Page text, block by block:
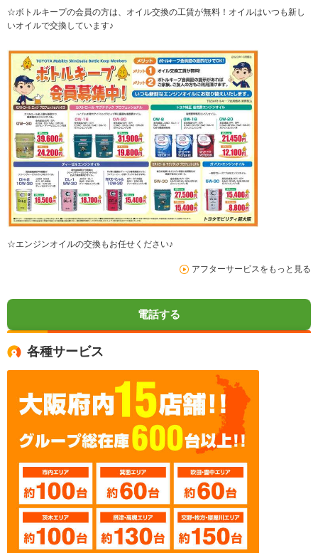
☆ボトルキープの会員の方は、オイル交換の工賃が無料！オイルはいつも新し
いオイルで交換しています♪
☆エンジンオイルの交換もお任せください♪
アフターサービスをもっと見る
電話する
各種サービス